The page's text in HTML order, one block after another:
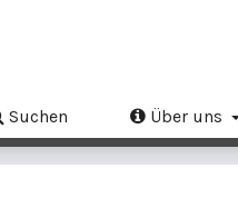
Suchen Über uns